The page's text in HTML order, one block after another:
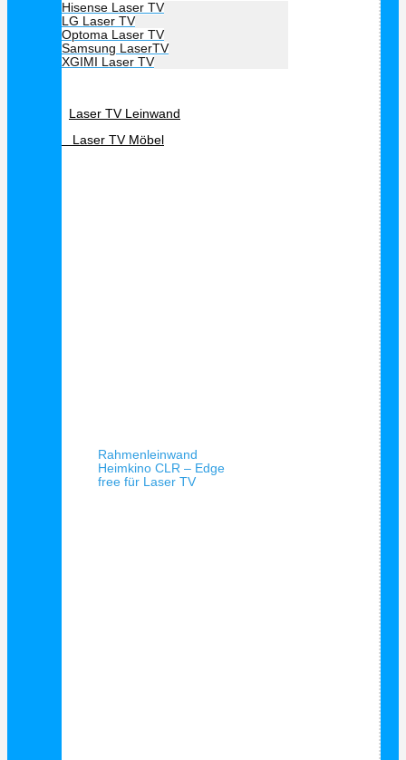
Hisense Laser TV
LG Laser TV
Optoma Laser TV
Samsung LaserTV
XGIMI Laser TV
Laser TV Leinwand
Laser TV Möbel
Rahmenleinwand
Heimkino CLR – Edge
free für Laser TV